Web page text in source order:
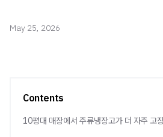
May 25, 2026
Contents
10평대 매장에서 주류냉장고가 더 자주 고